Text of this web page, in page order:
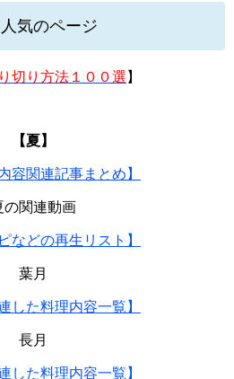
気のページ
切り方法１００選 】
【夏】
容関連記事まとめ】
の関連動画
などの再生リスト】
葉月
した料理内容一覧】
長月
した料理内容一覧】